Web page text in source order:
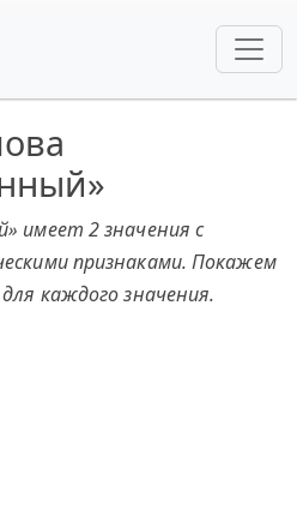
имеет 2 значения с
признаками. Покажем
каждого значения.